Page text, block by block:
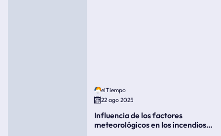
elTiempo
22 ago 2025
Influencia de los factores
meteorológicos en los incendios